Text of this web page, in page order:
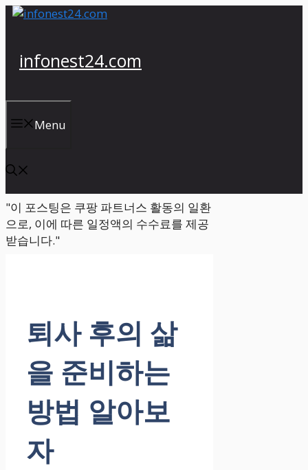
컨
기
infonest24.com
Menu
"이 포스팅은 쿠팡 파트너스 활동의 일환
으로, 이에 따른 일정액의 수수료를 제공
받습니다."
퇴사 후의 삶
을 준비하는
방법 알아보
자